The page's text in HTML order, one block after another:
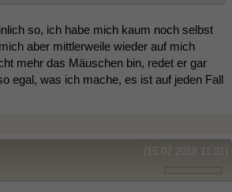
so, ich habe mich kaum noch selbst
aber mittlerweile wieder auf mich
mehr das Mäuschen bin, redet er gar
egal, was ich mache, es ist auf jeden Fall
(15.07.2018 11:31)